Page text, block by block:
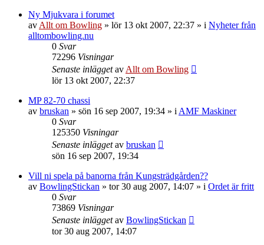
Ny Mjukvara i forumet
av Allt om Bowling » lör 13 okt 2007, 22:37 » i Nyheter från
alltombowling.nu
0 Svar
72296 Visningar
Senaste inläggetav Allt om Bowling
lör 13 okt 2007, 22:37
MP 82-70 chassi
av bruskan » sön 16 sep 2007, 19:34 » i AMF Maskiner
0 Svar
125350 Visningar
Senaste inläggetav bruskan
sön 16 sep 2007, 19:34
Vill ni spela på banorna från Kungsträdgården??
av BowlingStickan » tor 30 aug 2007, 14:07 » i Ordet är fritt
0 Svar
73869 Visningar
Senaste inläggetav BowlingStickan
tor 30 aug 2007, 14:07